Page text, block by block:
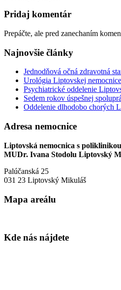
Pridaj komentár
Prepáčte, ale pred zanechaním
Najnovšie články
Jednodňová očná zdravotná
Urológia Liptovskej
Psychiatrické oddelenie
Sedem rokov úspešnej
Oddelenie dlhodobo chorých
Adresa nemocnice
Liptovská nemocnica s poliklinikou
MUDr. Ivana Stodolu Liptovský
Palúčanská 25
031 23 Liptovský Mikuláš
Mapa areálu
Kde nás nájdete